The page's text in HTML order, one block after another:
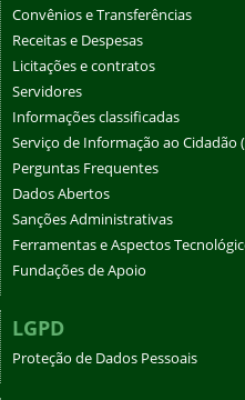
Convênios e Transferências
Receitas e Despesas
Licitações e contratos
Servidores
Informações classificadas
Serviço de Informação ao Cidadão
Perguntas Frequentes
Dados Abertos
Sanções Administrativas
Ferramentas e Aspectos
Fundações de Apoio
LGPD
Proteção de Dados Pessoais